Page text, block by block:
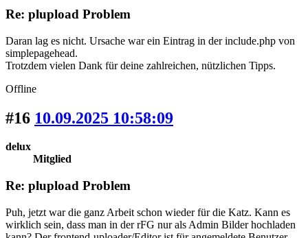
Re: plupload Problem
Daran lag es nicht. Ursache war ein Eintrag in der include.php von
simplepagehead.
Trotzdem vielen Dank für deine zahlreichen, nützlichen Tipps.
Offline
#16 10.09.2025 10:58:09
delux
Mitglied
Re: plupload Problem
Puh, jetzt war die ganz Arbeit schon wieder für die Katz. Kann es
wirklich sein, dass man in der rFG nur als Admin Bilder hochladen